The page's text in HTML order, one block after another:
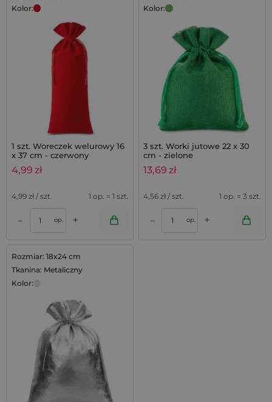
Kolor:
1 szt. Woreczek welurowy 16
x 37 cm - czerwony
4,99 zł
4,99 zł / szt. 1 op. = 1 szt.
– op. +
Kolor:
3 szt. Worki jutowe 22 x 30
cm - zielone
13,69 zł
4,56 zł / szt. 1 op. = 3 szt.
– op. +
Rozmiar: 18x24 cm
Tkanina: Metaliczny
Kolor: